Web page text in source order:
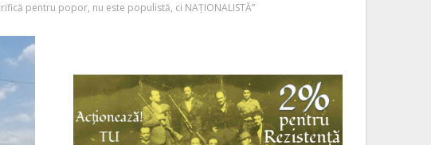
pentru popor, nu este populistă, ci NAȚIONALISTĂ”